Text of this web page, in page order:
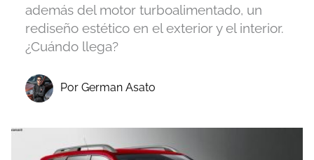
además del motor turboalimentado, un
rediseño estético en el exterior y el interior.
¿Cuándo llega?
Por German Asato